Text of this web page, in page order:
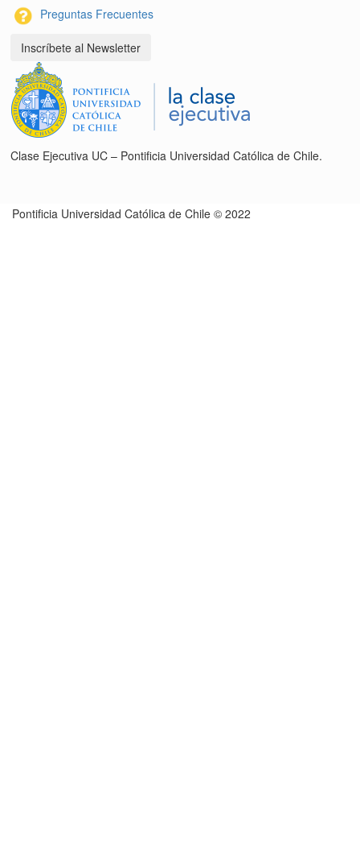
Preguntas Frecuentes
Inscríbete al Newsletter
Clase Ejecutiva UC – Pontificia Universidad Católica de Chile.
Pontificia Universidad Católica de Chile © 2022